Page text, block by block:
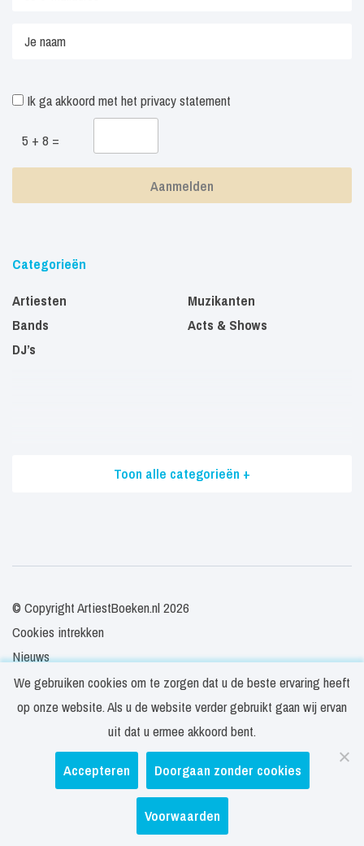
Ik ga akkoord met het privacy statement
5 + 8 =
Categorieën
Artiesten
Bands
DJ’s
Muzikanten
Acts & Shows
Toon alle categorieën +
© Copyright ArtiestBoeken.nl 2026
Cookies intrekken
Nieuws
Veelgestelde vragen
Contact
Privacy- en cookieverklaring
Disclaimer
Algemene voorwaarden
We gebruiken cookies om te zorgen dat u de beste ervaring heeft
op onze website. Als u de website verder gebruikt gaan wij ervan
uit dat u ermee akkoord bent.
Accepteren Doorgaan zonder cookies
Voorwaarden